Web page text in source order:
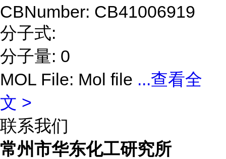
CBNumber: CB41006919
分子式:
分子量: 0
MOL File: Mol file ...查看全
文 >
联系我们
常州市华东化工研究所